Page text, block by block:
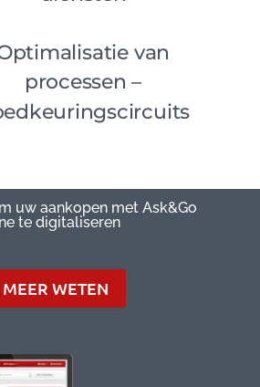
van
processen –
uwaankopen met Ask&Go
te digitaliseren
MEER WETEN